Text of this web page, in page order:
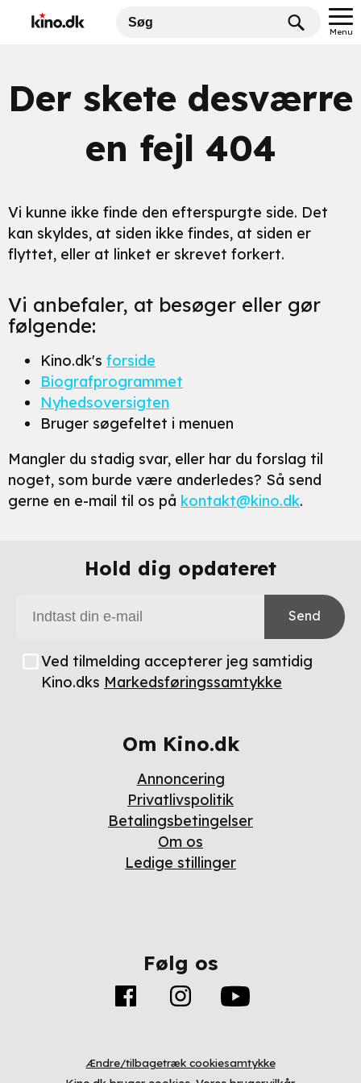
Menu
Der skete desværre
en fejl 404
Vi kunne ikke finde den efterspurgte side. Det
kan skyldes, at siden ikke findes, at siden er
flyttet, eller at linket er skrevet forkert.
Vi anbefaler, at besøger eller gør
følgende:
Kino.dk's forside
Biografprogrammet
Nyhedsoversigten
Bruger søgefeltet i menuen
Mangler du stadig svar, eller har du forslag til
noget, som burde være anderledes? Så send
gerne en e-mail til os på kontakt@kino.dk.
Hold dig opdateret
Send
Ved tilmelding accepterer jeg samtidig
Kino.dks Markedsføringssamtykke
Om Kino.dk
Annoncering
Privatlivspolitik
Betalingsbetingelser
Om os
Ledige stillinger
Følg os
Ændre/tilbagetræk cookiesamtykke